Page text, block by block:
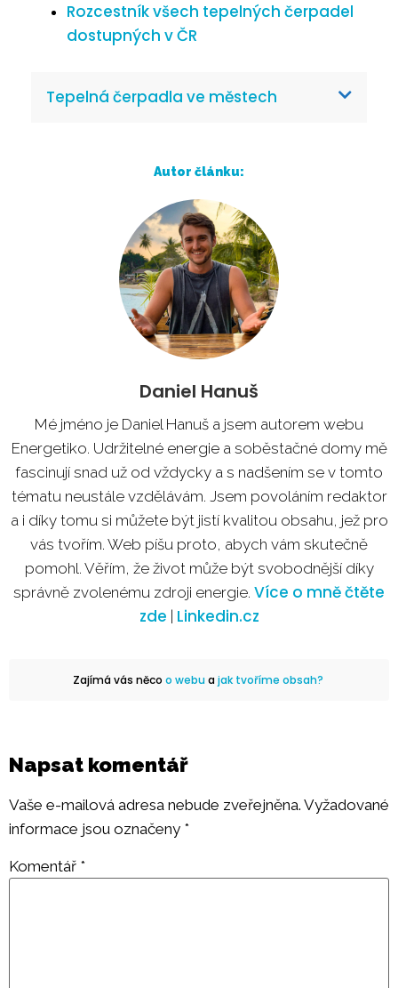
Rozcestník všech tepelných čerpadel
dostupných v ČR
Tepelná čerpadla ve městech
Autor článku:
Daniel Hanuš
Mé jméno je Daniel Hanuš a jsem autorem webu
Energetiko. Udržitelné energie a soběstačné domy mě
fascinují snad už od vždycky a s nadšením se v tomto
tématu neustále vzdělávám. Jsem povoláním redaktor
a i díky tomu si můžete být jistí kvalitou obsahu, jež pro
vás tvořím. Web píšu proto, abych vám skutečně
pomohl. Věřím, že život může být svobodnější díky
správně zvolenému zdroji energie. Více o mně čtěte
zde Linkedin.cz
Zajímá vás něco o webuajak tvoříme obsah?
Napsat komentář
Vaše e-mailová adresa nebude zveřejněna. Vyžadované
informace jsou označeny *
Komentář *